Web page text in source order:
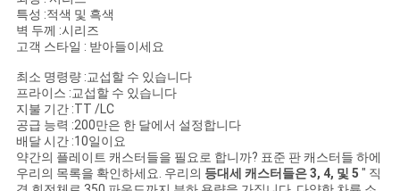
요
청
하
다
특성 :적색 및 흑색
벽 두께 :시리즈
고객 스타일 : 받아들이세요
최소 명령량 :교섭할 수 있습니다
프라이스 :교섭할 수 있습니다
지불 기간 :TT /LC
공급 능력 :200만은 한 달에서 설정합니다
배달 시간 :10일이요
약간의 플레이트 캐스터들을 필요로 합니까? 표준 판 캐스터들 하에
우리의 목록을 확인하세요. 우리의 등대세 캐스터들은 3, 4, 및 5 " 직